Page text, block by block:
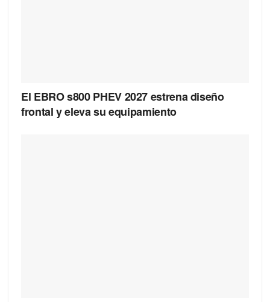
El EBRO s800 PHEV 2027 estrena diseño
frontal y eleva su equipamiento